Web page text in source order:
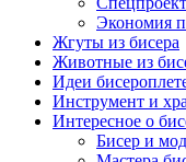
Экономия
Жгуты из бисера
Животные из
Идеи
Инструмент и
Интересное о
Бисер и